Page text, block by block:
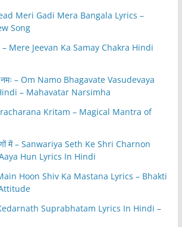
Read Meri Gadi Mera Bangala Lyrics –
Song
– Mere Jeevan Ka Samay Chakra Hindi
नमः – Om Namo Bhagavate Vasudevaya
– Mahavatar Narsimha
Kritam – Magical Mantra of
में – Sanwariya Seth Ke Shri Charnon
Hun Lyrics In Hindi
Main Hoon Shiv Ka Mastana Lyrics – Bhakti
Kedarnath Suprabhatam Lyrics In Hindi –